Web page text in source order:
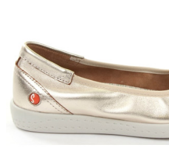
Mi
cesta
Glispe
Mujer